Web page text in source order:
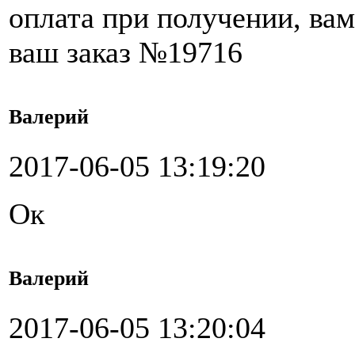
оплата при получении,
ваш заказ №19716
Валерий
2017-06-05 13:19:20
Ок
Валерий
2017-06-05 13:20:04